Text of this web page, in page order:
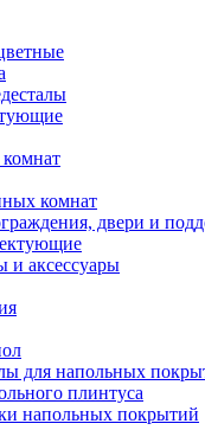
комнат
двери и
и аксессуары
для напольных
плинтуса
напольных покрытий